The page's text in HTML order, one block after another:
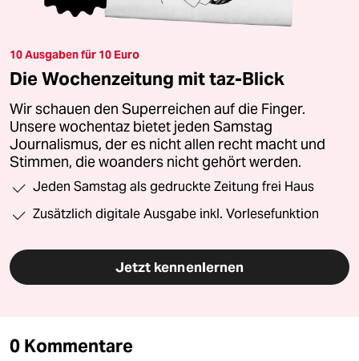
10 Ausgaben für 10 Euro
Die Wochenzeitung mit taz-Blick
Wir schauen den Superreichen auf die Finger.
Unsere wochentaz bietet jeden Samstag
Journalismus, der es nicht allen recht macht und
Stimmen, die woanders nicht gehört werden.
Jeden Samstag als gedruckte Zeitung frei Haus
Zusätzlich digitale Ausgabe inkl. Vorlesefunktion
Jetzt kennenlernen
0 Kommentare